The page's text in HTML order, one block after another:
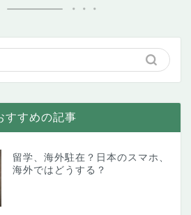
すすめの記事
留学、海外駐在？日本のスマホ、
海外ではどうする？